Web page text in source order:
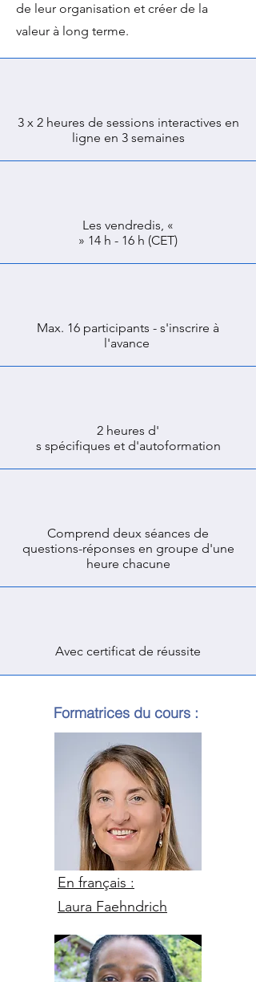
de leur organisation et créer de la
valeur à long terme.
3 x 2 heures de sessions interactives en
ligne en 3 semaines
Les vendredis, «
» 14 h - 16 h (CET)
Max. 16 participants - s'inscrire à
l'avance
2 heures d'
s spécifiques et d'autoformation
Comprend deux séances de
questions-réponses en groupe d'une
heure chacune
Avec certificat de réussite
Formatrices du cours :
En français :
Laura Faehndrich